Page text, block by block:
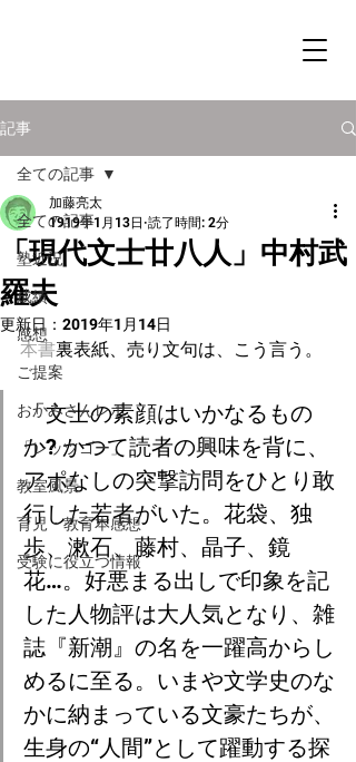
記事
全ての記事
塾近況
成績
感想
ご提案
おかみさんレポ
「レッツゴー」
教室風景
育児・教育本感想
受験に役立つ情報
全ての記事
「現代文士廿八人」中村武
羅夫
加藤亮太
1919年1月13日 読了時間: 2分
更新日： 2019年1月14日
本書裏表紙、売り文句は、こう言う。
「文士の素顔はいかなるもの
か? かつて読者の興味を背に、
アポなしの突撃訪問をひとり敢
行した若者がいた。花袋、独
歩、漱石、藤村、晶子、鏡
花…。好悪まる出しで印象を記
した人物評は大人気となり、雑
誌『新潮』の名を一躍高からし
めるに至る。いまや文学史のな
かに納まっている文豪たちが、
生身の“人間”として躍動する探